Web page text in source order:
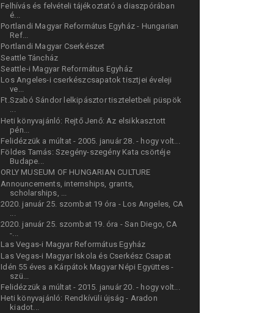
Felhívás és felvételi tájékoztató a diaszpórában
é...
Portlandi Magyar Református Egyház - Hungarian
Ref...
Portlandi Magyar Cserkészet
Seattle Táncház
Seattle-i Magyar Református Egyház
Los Angeles-i cserkészcsapatok tisztjei éveleji
ve...
Ft.Szabó Sándor lelkipásztor tiszteletbeli püspök
...
Heti könyvajánló: Rejtő Jenő: Az elsikkasztott
pén...
Felidézzük a múltat - 2005. január 28. - hogy volt...
Földes Tamás: Szegény-szegény Kata csörtéje
Budape...
ORLY MUSEUM OF HUNGARIAN CULTURE
Announcements, internships, grants,
scholarships, ...
2020. január 25. szombat 19 óra - Los Angeles, CA
2020. január 25. szombat 19. óra - San Diego, CA
-...
Las Vegas-i Magyar Református Egyház
Las Vegas-i Magyar Iskola és Cserkész Csapat
Idén 55 éves a Kárpátok Magyar Népi Együttes -
szü...
Felidézzük a múltat - 2015. január 20. - hogy volt...
Heti könyvajánló: Rendkívüli újság - Aradon
kiadot...